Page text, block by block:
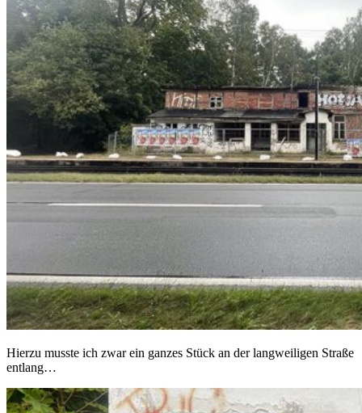
Hierzu musste ich zwar ein ganzes Stück an der langweiligen Straße
entlang…